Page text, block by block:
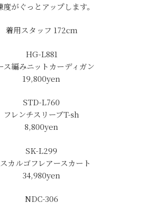
度がぐっとアップします。
着用スタッフ 172cm
HG-L881
ス編みニットカーディガン
19,800yen
STD-L760
フレンチスリーブT-sh
8,800yen
SK-L299
カルゴフレアースカート
34,980yen
NDC-306